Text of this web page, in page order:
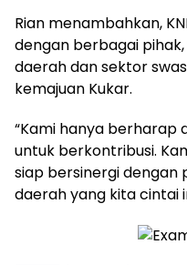
Rian menambahkan,
dengan berbagai
daerah dan sektor
kemajuan Kukar.
“Kami hanya berharap
untuk berkontribusi.
siap bersinergi dengan
daerah yang kita cintai